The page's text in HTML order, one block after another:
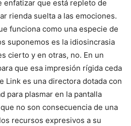
enfatizar que está repleto de
rienda suelta a las emociones.
funciona como una especie de
suponemos es la idiosincrasia
cierto y en otras, no. En un
que esa impresión rígida ceda
Link es una directora dotada con
para plasmar en la pantalla
no son consecuencia de una
recursos expresivos a su